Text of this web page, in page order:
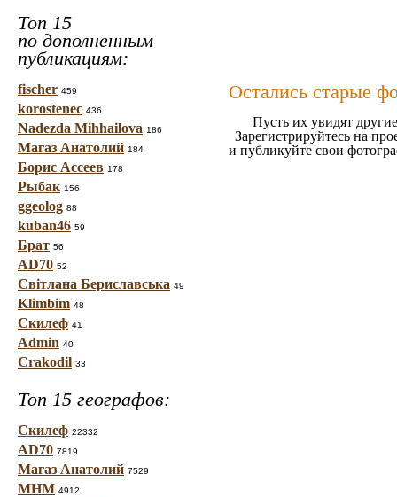
Топ 15
по дополненным
публикациям:
fischer 459
korostenec 436
Nadezda Mihhailova 186
Магаз Анатолий 184
Борис Ассеев 178
Рыбак 156
ggeolog 88
kuban46 59
Брат 56
AD70 52
Світлана Бериславська 49
Klimbim 48
Скилеф 41
Admin 40
Crakodil 33
Топ 15 географов:
Скилеф 22332
AD70 7819
Магаз Анатолий 7529
МНМ 4912
Остались старые
Пусть их увидят
Зарегистрируйтесь на
и публикуйте свои